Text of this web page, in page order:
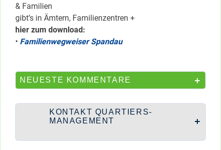
& Familien
gibt’s in Ämtern, Familienzentren +
hier zum download:
• Familienwegweiser Spandau
NEUESTE KOMMENTARE
KONTAKT QUARTIERS-
MANAGEMENT